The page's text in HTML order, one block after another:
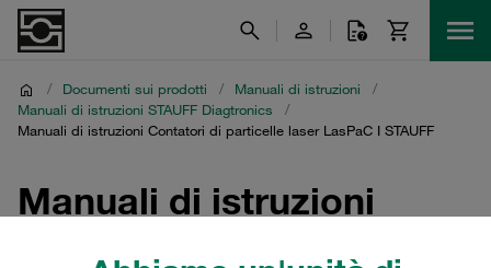
/ Documenti sui prodotti / Manuali di istruzioni
/
Manuali di istruzioni STAUFF Diagtronics
/
Manuali di istruzioni Contatori di particelle laser LasPaC I STAUFF
Manuali di istruzioni
Contatori di particelle